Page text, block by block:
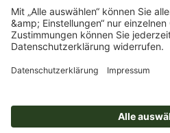
Aktionen kombinierbar. Die Aktion gilt bis
4Sie erhalten zunächst eine E-Mail, in der Sie
einen Klick bestätigen. Erst dann senden wir
Maximale Höhe des Rabatts: 150 CHF des